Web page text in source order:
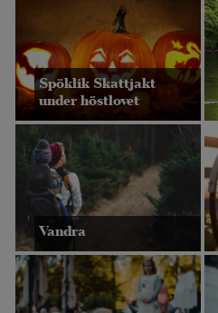
Spöklik Skattjakt
under höstlovet
Vandra